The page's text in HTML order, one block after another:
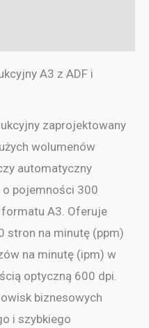
A3 z ADF i
zaprojektowany
wolumenów
automatyczny
o pojemności 300
formatu A3. Oferuje
stron na minutę (ppm)
na minutę (ipm) w
optyczną 600 dpi.
biznesowych
i szybkiego